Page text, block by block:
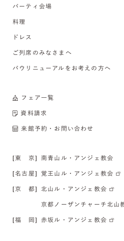
パーティ会場
料理
ドレス
ご列席のみなさまへ
バウリニューアルをお考えの方へ
フェア一覧
資料請求
来館予約・お問い合わせ
[東 京] 南青山ル・アンジェ教会
[名古屋] 覚王山ル・アンジェ教会
[京 都] 北山ル・アンジェ教会
京都ノーザンチャーチ北山
[福 岡] 赤坂ル・アンジェ教会